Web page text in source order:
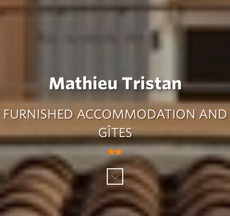
Mathieu Tristan
FURNISHED ACCOMMODATION AND
GÎTES